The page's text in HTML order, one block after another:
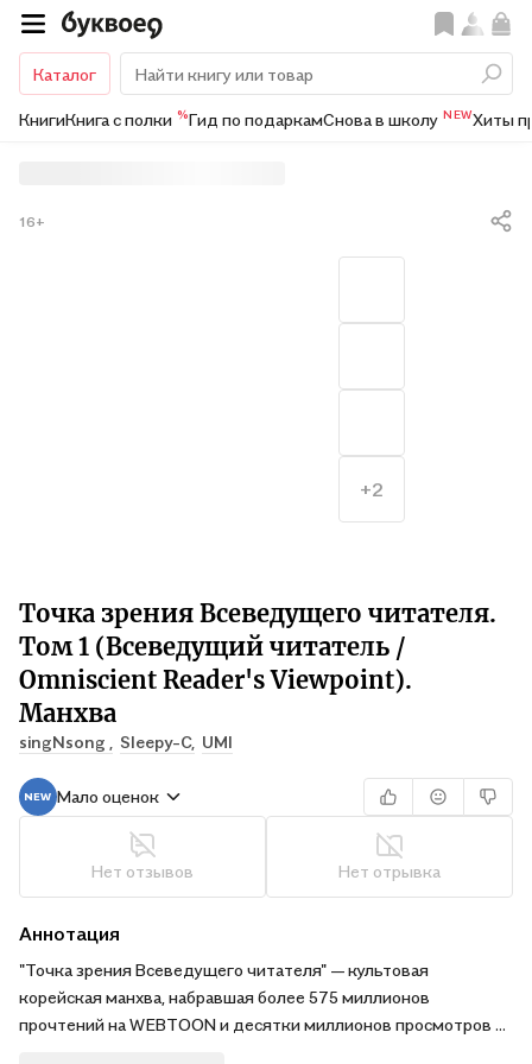
Каталог
КнигиКнига с полки %Гид по подаркамСнова в школу NEWХиты
Точка зрения Всеведущего читателя.
Том 1 (Всеведущий читатель /
Omniscient Reader's Viewpoint).
Манхва
singNsong , Sleepy-C, UMI
16+
Мало оценок
Нет отзывов Нет отрывка
+2
Аннотация
"Точка зрения Всеведущего читателя" — культовая
корейская манхва, набравшая более 575 миллионов
прочтений на WEBTOON и десятки миллионов просмотров в